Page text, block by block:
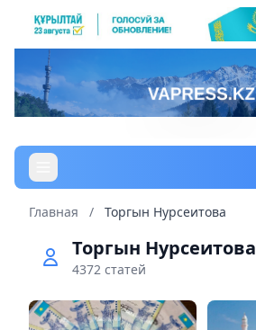
Главная / Торгын Нурсеитова
Торгын Нурсеитова
4372 статей